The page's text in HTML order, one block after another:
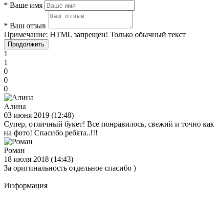
* Ваше имя
* Ваш отзыв
Примечание: HTML запрещен! Только обычный текст
Продолжить
1
1
0
0
0
Алина
03 июня 2019 (12:48)
Супер, отличный букет! Все понравилось, свежий и точно как
на фото! Спасибо ребята..!!!
Роман
18 июля 2018 (14:43)
За оригинальность отдельное спасибо )
Информация